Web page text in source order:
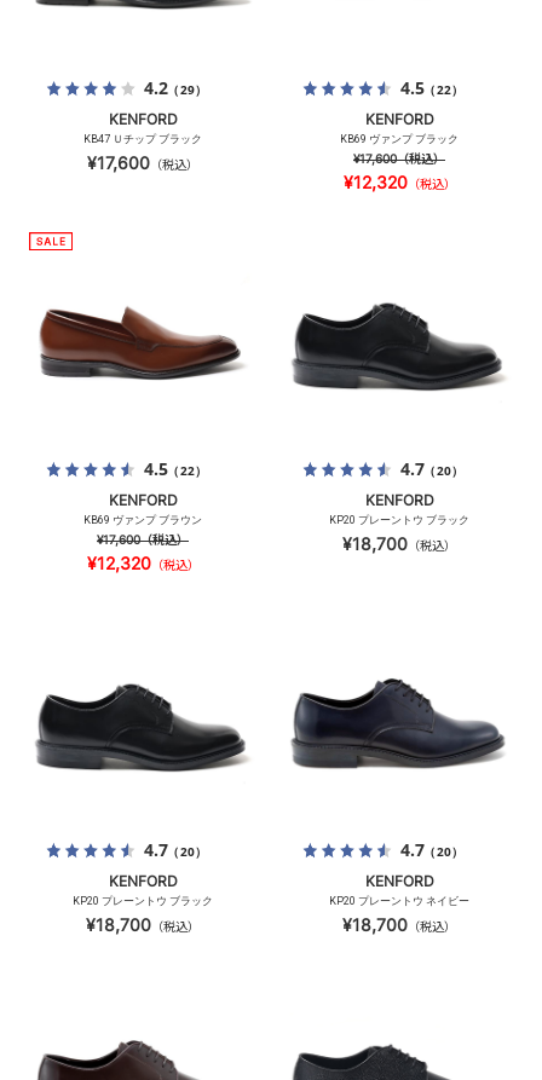
4.2（29）
KENFORD
KB47 Ｕチップ ブラック
¥17,600 （税込）
4.5（22）
KENFORD
KB69 ヴァンプ ブラック
¥17,600（税込）
¥12,320（税込）
4.5（22）
KENFORD
KB69 ヴァンプ ブラウン
¥17,600（税込）
¥12,320（税込）
4.7（20）
KENFORD
KP20 プレーントウ ブラック
¥18,700 （税込）
4.7（20）
KENFORD
KP20 プレーントウ ブラック
¥18,700 （税込）
4.7（20）
KENFORD
KP20 プレーントウ ネイビー
¥18,700 （税込）